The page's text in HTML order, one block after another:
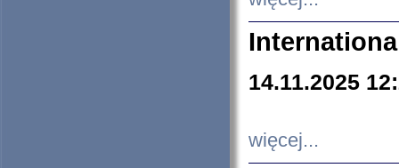
14.11.2025
więcej...